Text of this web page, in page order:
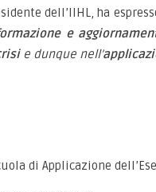
dell’IIHL, ha
e
e dunque nell’
di Applicazione